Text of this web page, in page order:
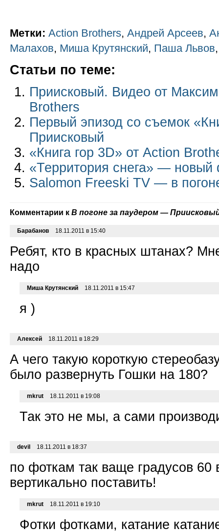
Метки: Action Brothers, Андрей Арсеев,
Малахов, Миша Крутянский, Паша Львов
Статьи по теме:
Приисковый. Видео от
Brothers
Первый эпизод со съемок
Приисковый
«Книга гор 3D» от Action
«Территория снега» —
Salomon Freeski TV — в
Комментарии к В погоне за паудером —
Барабанов 18.11.2011 в 15:40
Ребят, кто в красных штанах?
надо
Миша Крутянский 18.11.2011 в 15:47
я )
Алексей 18.11.2011 в 18:29
А чего такую короткую
было развернуть Гошки на 180?
mkrut 18.11.2011 в 19:08
Так это не мы, а сами
devil 18.11.2011 в 18:37
по фоткам так ваще градусов 60
вертикально поставить!
mkrut 18.11.2011 в 19:10
Фотки фотками, катание